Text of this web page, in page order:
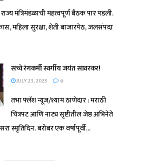
मंत्रिमंडळाची महत्त्वपूर्ण बैठक पार पडली.
महिला सुरक्षा, शेती बाजारपेठ, जलसंपदा
सच्चे रंगकर्मी स्वर्गीय जयंत सावरकर!
JULY 23, 2025 0
तभा फ्लॅश न्यूज/श्याम ठाणेदार : मराठी
चित्रपट आणि नाट्य सृष्टीतील जेष्ठ अभिनेते
स्मृतिदिन. बरोबर एक वर्षापूर्वी...